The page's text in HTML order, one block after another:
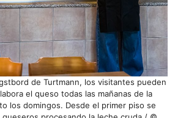
de Turtmann, los visitantes pueden
el queso todas las mañanas de la
los domingos. Desde el primer piso se